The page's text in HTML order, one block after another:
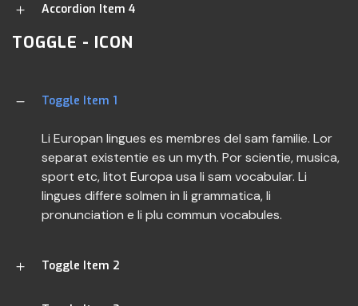
Accordion Item 4
TOGGLE - ICON
Toggle Item 1
Li Europan lingues es membres del sam familie. Lor
separat existentie es un myth. Por scientie, musica,
sport etc, litot Europa usa li sam vocabular. Li
lingues differe solmen in li grammatica, li
pronunciation e li plu commun vocabules.
Toggle Item 2